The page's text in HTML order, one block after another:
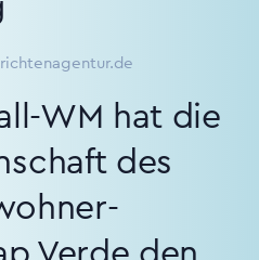
WM hat die
des